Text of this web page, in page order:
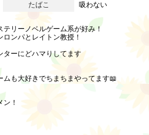
たばこ 吸わない
リーノベルゲーム系が好み！
ンパとレイトン教授！
ターにどハマりしてます
ムも大好きでちまちまやってます📖
！